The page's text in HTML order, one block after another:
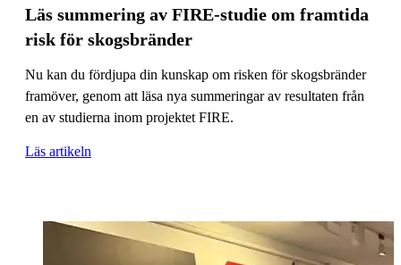
Läs summering av FIRE-studie om framtida
risk för skogsbränder
Nu kan du fördjupa din kunskap om risken för skogsbränder
framöver, genom att läsa nya summeringar av resultaten från
en av studierna inom projektet FIRE.
Läs artikeln